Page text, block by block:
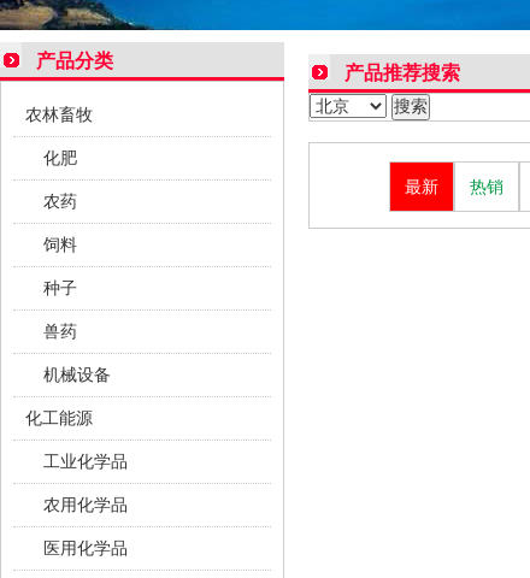
产品分类
农林畜牧
化肥
农药
饲料
种子
兽药
机械设备
化工能源
工业化学品
农用化学品
医用化学品
产品推荐搜索
最新 热销